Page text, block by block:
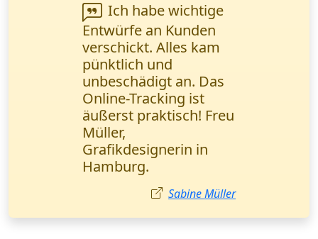
Wanderfalke Kurier
steht für
Geschwindigkeit! Ein
Ersatzteil (1 Palette)
wurde in 3 Stunden
direkt ins Lager
geliefert. Ich komme
wieder, danke!
Markus Zimmermann